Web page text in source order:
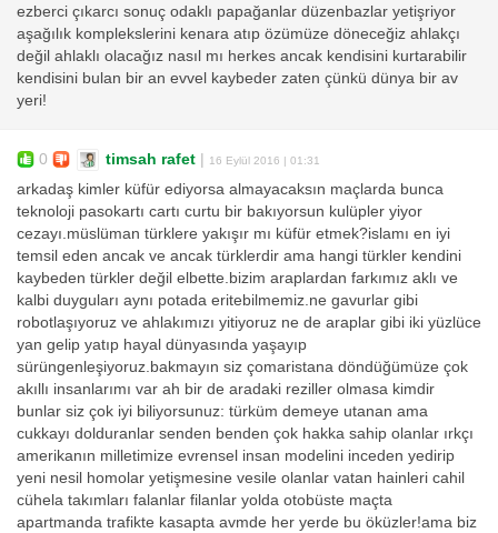
ezberci çıkarcı sonuç odaklı papağanlar düzenbazlar yetişriyor
aşağılık komplekslerini kenara atıp özümüze döneceğiz ahlakçı
değil ahlaklı olacağız nasıl mı herkes ancak kendisini kurtarabilir
kendisini bulan bir an evvel kaybeder zaten çünkü dünya bir av
yeri!
0 timsah rafet 16 Eylül 2016 | 01:31
arkadaş kimler küfür ediyorsa almayacaksın maçlarda bunca
teknoloji pasokartı cartı curtu bir bakıyorsun kulüpler yiyor
cezayı.müslüman türklere yakışır mı küfür etmek?islamı en iyi
temsil eden ancak ve ancak türklerdir ama hangi türkler kendini
kaybeden türkler değil elbette.bizim araplardan farkımız aklı ve
kalbi duyguları aynı potada eritebilmemiz.ne gavurlar gibi
robotlaşıyoruz ve ahlakımızı yitiyoruz ne de araplar gibi iki yüzlüce
yan gelip yatıp hayal dünyasında yaşayıp
sürüngenleşiyoruz.bakmayın siz çomaristana döndüğümüze çok
akıllı insanlarımı var ah bir de aradaki reziller olmasa kimdir
bunlar siz çok iyi biliyorsunuz: türküm demeye utanan ama
cukkayı dolduranlar senden benden çok hakka sahip olanlar ırkçı
amerikanın milletimize evrensel insan modelini inceden yedirip
yeni nesil homolar yetişmesine vesile olanlar vatan hainleri cahil
cühela takımları falanlar filanlar yolda otobüste maçta
apartmanda trafikte kasapta avmde her yerde bu öküzler!ama biz